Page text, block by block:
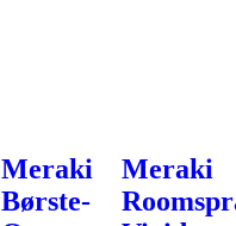
Meraki
Børste-
Meraki